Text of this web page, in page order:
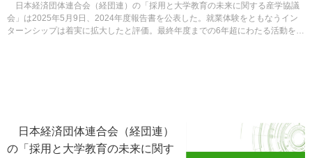
日本経済団体連合会（経団連）の「採用と大学教育の未来に関する産学協議
会」は2025年5月9日、2024年度報告書を公表した。就業体験をともなうイン
ターンシップは着実に拡大したと評価。最終年度までの6年超にわたる活動を総
日本経済団体連合会（経団連）
の「採用と大学教育の未来に関す